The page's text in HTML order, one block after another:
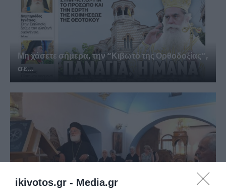
ikivotos.gr - Media.gr
Μη χάσετε σήμερα, την “Κιβωτό της Ορθοδοξίας”,
σε...